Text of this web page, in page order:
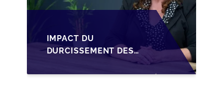
IMPACT DU
DURCISSEMENT DES
CRÉDIT SUR LA